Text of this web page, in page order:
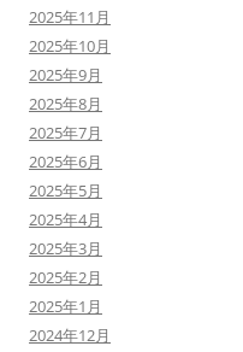
2025年11月
2025年10月
2025年9月
2025年8月
2025年7月
2025年6月
2025年5月
2025年4月
2025年3月
2025年2月
2025年1月
2024年12月